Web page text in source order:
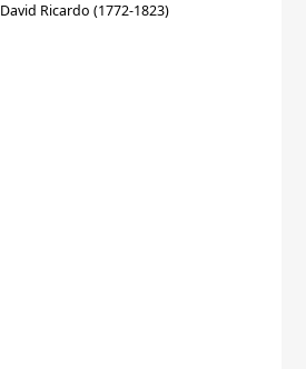
David Ricardo (1772-1823)